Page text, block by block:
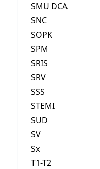
SMU DCA
SNC
SOPK
SPM
SRIS
SRV
SSS
STEMI
SUD
SV
Sx
T1-T2